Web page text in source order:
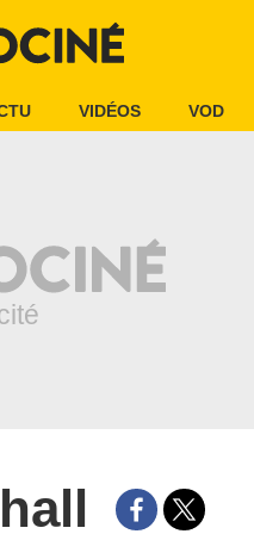
VIDÉOS VOD